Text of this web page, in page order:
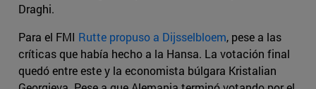
Draghi.
Para el FMI Rutte propuso a Dijsselbloem, pese a las
críticas que había hecho a la Hansa. La votación final
quedó entre este y la economista búlgara Kristalian